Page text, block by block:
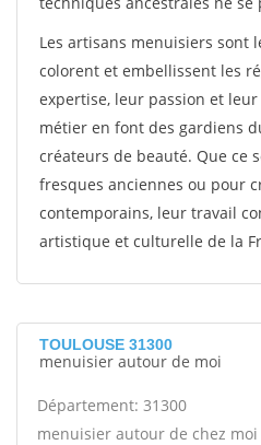
Les artisans menuisiers sont
colorent et embellissent les
expertise, leur passion et
métier en font des gardiens
créateurs de beauté. Que ce
fresques anciennes ou pour
contemporains, leur travail
artistique et culturelle de la
TOULOUSE 31300
menuisier autour de moi
Département: 31300
menuisier autour de chez moi